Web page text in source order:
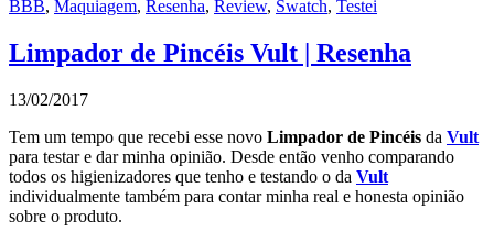
BBB, Maquiagem, Resenha, Review, Swatch, Testei
Limpador de Pincéis Vult | Resenha
13/02/2017
Tem um tempo que recebi esse novo Limpador de Pincéis da Vult
para testar e dar minha opinião. Desde então venho comparando
todos os higienizadores que tenho e testando o da Vult
individualmente também para contar minha real e honesta opinião
sobre o produto.